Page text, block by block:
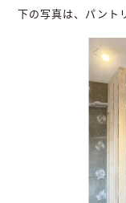
下の写真は、パント